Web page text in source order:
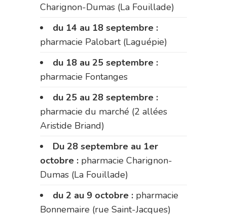
Charignon-Dumas (La Fouillade)
du 14 au 18 septembre :
pharmacie Palobart (Laguépie)
du 18 au 25 septembre :
pharmacie Fontanges
du 25 au 28 septembre :
pharmacie du marché (2 allées
Aristide Briand)
Du 28 septembre au 1er
octobre : pharmacie Charignon-
Dumas (La Fouillade)
du 2 au 9 octobre : pharmacie
Bonnemaire (rue Saint-Jacques)